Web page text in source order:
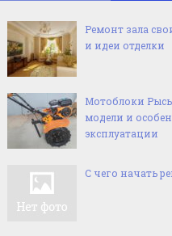
Ремонт зала
и идеи отделки
Мотоблоки
модели и
эксплуатации
С чего начать